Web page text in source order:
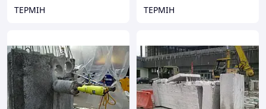
ТЕРМІН ТЕРМІН